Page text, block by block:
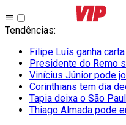
Tendências:
Filipe Luís ganha carta
Presidente do Remo
Vinícius Júnior pode
Corinthians tem dia
Tapia deixa o São
Thiago Almada pode